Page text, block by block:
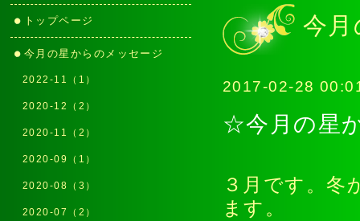
今
2017-02-28
☆今月の星
３月です。冬
ます。
トップページ
今月の星からのメッセージ
2022-11（1）
2020-12（2）
2020-11（2）
2020-09（1）
2020-08（3）
2020-07（2）